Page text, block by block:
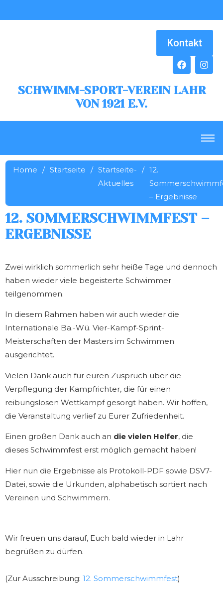
Kontakt
SCHWIMM-SPORT-VEREIN LAHR
VON 1921 E.V.
Home / Startseite / Startseite-
Aktuelles
/ 12.
– Ergebnisse
12. SOMMERSCHWIMMFEST –
ERGEBNISSE
Zwei wirklich sommerlich sehr heiße Tage und dennoch
haben wieder viele begeisterte Schwimmer
teilgenommen.
In diesem Rahmen haben wir auch wieder die
Internationale Ba.-Wü. Vier-Kampf-Sprint-
Meisterschaften der Masters im Schwimmen
ausgerichtet.
Vielen Dank auch für euren Zuspruch über die
Verpflegung der Kampfrichter, die für einen
reibungslosen Wettkampf gesorgt haben. Wir hoffen,
die Veranstaltung verlief zu Eurer Zufriedenheit.
Einen großen Dank auch an die vielen Helfer, die
dieses Schwimmfest erst möglich gemacht haben!
Hier nun die Ergebnisse als Protokoll-PDF sowie DSV7-
Datei, sowie die Urkunden, alphabetisch sortiert nach
Vereinen und Schwimmern.
Wir freuen uns darauf, Euch bald wieder in Lahr
begrüßen zu dürfen.
(Zur Ausschreibung: 12. Sommerschwimmfest)